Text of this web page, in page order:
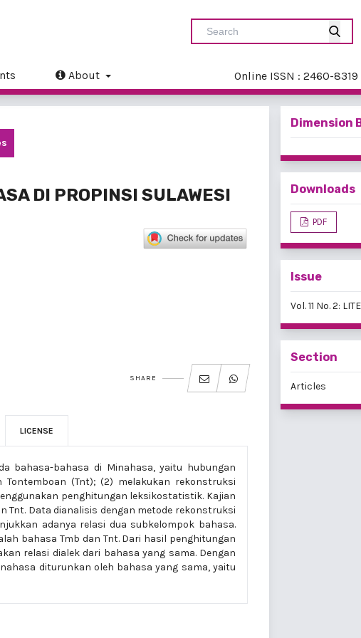
About Online ISSN : 2460-8319
DI PROPINSI SULAWESI
SHARE
LICENSE
bahasa-bahasa di Minahasa, yaitu hubungan
Tontemboan (Tnt); (2) melakukan rekonstruksi
penghitungan leksikostatistik. Kajian
Tnt. Data dianalisis dengan metode rekonstruksi
adanya relasi dua subkelompok bahasa.
bahasa Tmb dan Tnt. Dari hasil penghitungan
relasi dialek dari bahasa yang sama. Dengan
diturunkan oleh bahasa yang sama, yaitu
Dimension
Downloads
PDF
Issue
Vol. 11 No. 2:
Section
Articles